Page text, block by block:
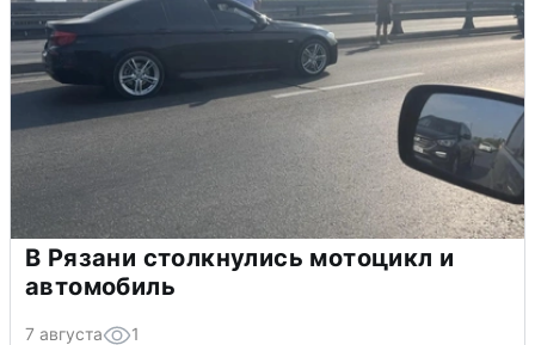
В Рязани столкнулись мотоцикл и
автомобиль
7 августа 1